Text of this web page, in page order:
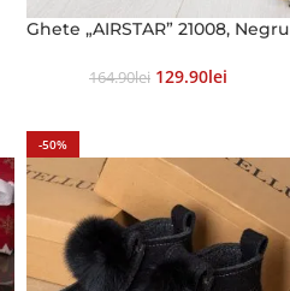
Ghete „AIRSTAR” 21008, Negru
164.90Lei 129.90Lei
-50%